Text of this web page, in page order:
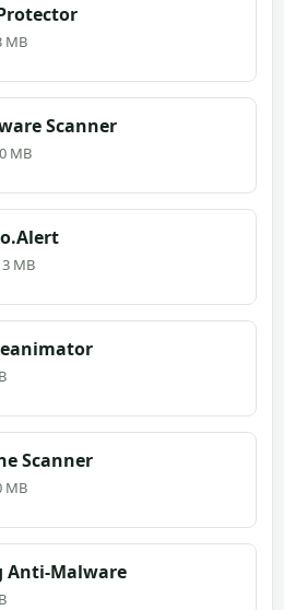
MB
Scanner
MB
MB
Scanner
MB
Anti-Malware